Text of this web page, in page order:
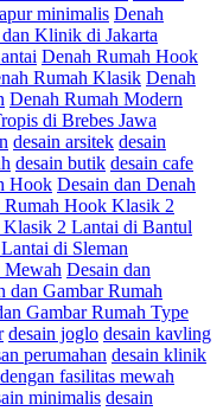
minimalis Denah
Klinik di Jakarta
Denah Rumah Hook
Rumah Klasik Denah
Denah Rumah Modern
di Brebes Jawa
desain arsitek desain
desain butik desain cafe
Hook Desain dan Denah
Rumah Hook Klasik 2
2 Lantai di Bantul
di Sleman
Mewah Desain dan
dan Gambar Rumah
Gambar Rumah Type
desain joglo desain kavling
perumahan desain klinik
fasilitas mewah
minimalis desain